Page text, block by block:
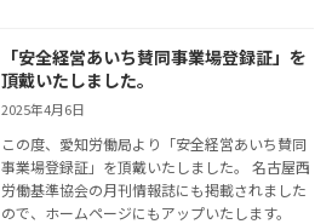
「安全経営あいち賛同事業場登録証」を
頂戴いたしました。
2025年4月6日
この度、愛知労働局より「安全経営あいち賛同
事業場登録証」を頂戴いたしました。 名古屋西
労働基準協会の月刊情報誌にも掲載されました
ので、ホームページにもアップいたします。